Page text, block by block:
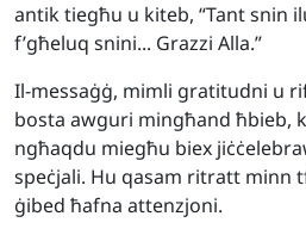
antik tiegħu u kiteb, “Tant snin
f’għeluq snini... Grazzi Alla.”
Il-messaġġ, mimli gratitudni u
bosta awguri mingħand ħbieb,
ngħaqdu miegħu biex
speċjali. Hu qasam ritratt minn
ġibed ħafna attenzjoni.